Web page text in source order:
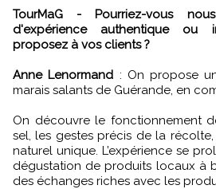
TourMaG - Pourriez-vous
d'expérience authentique ou
proposez à vos clients ?
Anne Lenormand : On propose
marais salants de Guérande, en
On découvre le fonctionnement
sel, les gestes précis de la
naturel unique. L’expérience se
dégustation de produits locaux à
des échanges riches avec les